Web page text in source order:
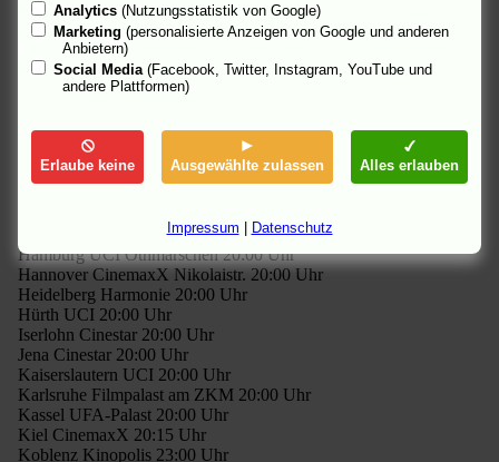
Gelsenkirchen Village 20:00 Uhr
Gera UCI 20:00 Uhr
Göttingen CinemaxX 20:15 Uhr
Greifswald Cinestar 20:00 Uhr
Gütersloh Cinestar 20:00 Uhr
Halle CinemaxX 20:00 Uhr
Hamburg CinemaxX Wandsbek 20:00 Uhr
Hamburg Grindel (OV) 20:00 Uhr
Hamburg UFA-Palast 20:00 Uhr
Hamburg UCI Othmarschen 20:00 Uhr
Hannover CinemaxX Nikolaistr. 20:00 Uhr
Heidelberg Harmonie 20:00 Uhr
Hürth UCI 20:00 Uhr
Iserlohn Cinestar 20:00 Uhr
Jena Cinestar 20:00 Uhr
Kaiserslautern UCI 20:00 Uhr
Karlsruhe Filmpalast am ZKM 20:00 Uhr
Kassel UFA-Palast 20:00 Uhr
Kiel CinemaxX 20:15 Uhr
Koblenz Kinopolis 23:00 Uhr
Analytics (Nutzungsstatistik von Google)
Marketing (personalisierte Anzeigen von Google und anderen
Anbietern)
Social Media (Facebook, Twitter, Instagram, YouTube und
andere Plattformen)
Erlaube keine Ausgewählte zulassen Alles erlauben
Impressum Datenschutz